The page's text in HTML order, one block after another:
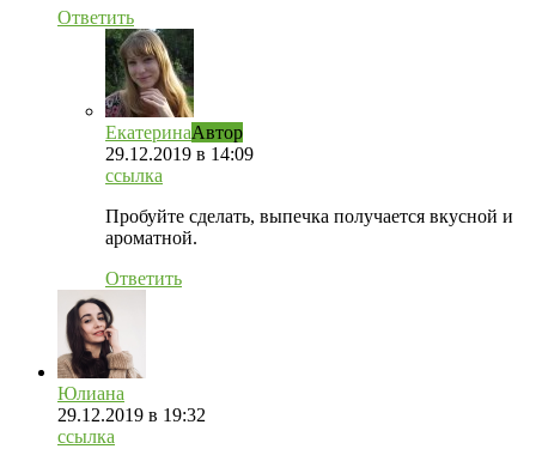
Ответить
ЕкатеринаАвтор
29.12.2019 в 14:09
ссылка
Пробуйте сделать, выпечка получается вкусной и
ароматной.
Ответить
Юлиана
29.12.2019 в 19:32
ссылка